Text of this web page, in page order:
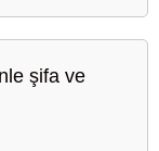
şifa ve